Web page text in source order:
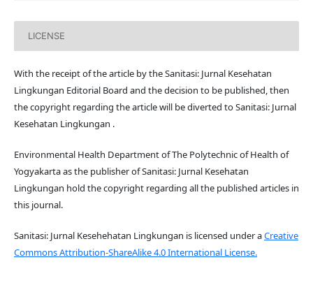
LICENSE
With the receipt of the article by the Sanitasi: Jurnal Kesehatan
Lingkungan Editorial Board and the decision to be published, then
the copyright regarding the article will be diverted to Sanitasi: Jurnal
Kesehatan Lingkungan .
Environmental Health Department of The Polytechnic of Health of
Yogyakarta as the publisher of Sanitasi: Jurnal Kesehatan
Lingkungan hold the copyright regarding all the published articles in
this journal.
Sanitasi: Jurnal Kesehehatan Lingkungan is licensed under aCreative
Commons Attribution-ShareAlike 4.0 International License.